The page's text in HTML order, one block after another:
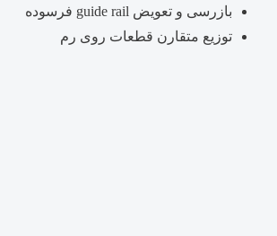
بازرسی و تعویض guide rail فرسوده
توزیع متقارن قطعات روی رم